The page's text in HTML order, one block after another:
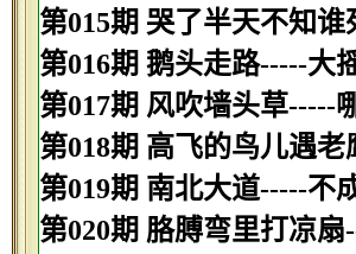
第015期 哭了半天不知
第016期 鹅头走路-----大
第017期 风吹墙头草-----
第018期 高飞的鸟儿遇
第019期 南北大道-----不
第020期 胳膊弯里打凉